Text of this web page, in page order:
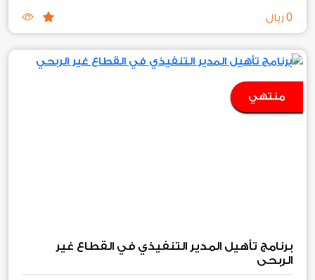
0 ريال
منتهي
برنامج تأهيل المدير التنفيذي في القطاع غير
الربحي